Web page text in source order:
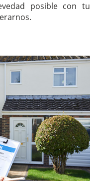
posible con tu